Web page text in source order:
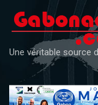
content
Une véritable source